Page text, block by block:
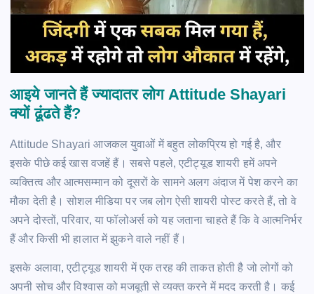
आइये जानते हैं ज्यादातर लोग Attitude Shayari
क्यों ढूंढते हैं?
Attitude Shayari आजकल युवाओं में बहुत लोकप्रिय हो गई है, और
इसके पीछे कई खास वजहें हैं। सबसे पहले, एटीट्यूड शायरी हमें अपने
व्यक्तित्व और आत्मसम्मान को दूसरों के सामने अलग अंदाज में पेश करने का
मौका देती है। सोशल मीडिया पर जब लोग ऐसी शायरी पोस्ट करते हैं, तो वे
अपने दोस्तों, परिवार, या फॉलोअर्स को यह जताना चाहते हैं कि वे आत्मनिर्भर
हैं और किसी भी हालात में झुकने वाले नहीं हैं।
इसके अलावा, एटीट्यूड शायरी में एक तरह की ताकत होती है जो लोगों को
अपनी सोच और विश्वास को मजबूती से व्यक्त करने में मदद करती है। कई